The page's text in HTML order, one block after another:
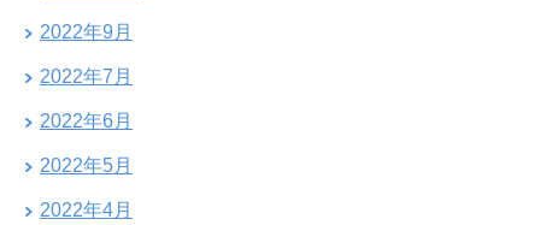
2022年9月
2022年7月
2022年6月
2022年5月
2022年4月